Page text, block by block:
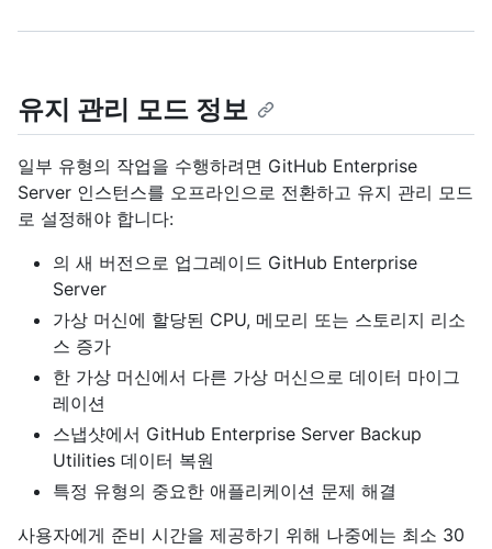
유지 관리 모드 정보
일부 유형의 작업을 수행하려면 GitHub Enterprise
Server 인스턴스를 오프라인으로 전환하고 유지 관리 모드
로 설정해야 합니다:
의 새 버전으로 업그레이드 GitHub Enterprise
Server
가상 머신에 할당된 CPU, 메모리 또는 스토리지 리소
스 증가
한 가상 머신에서 다른 가상 머신으로 데이터 마이그
레이션
스냅샷에서 GitHub Enterprise Server Backup
Utilities 데이터 복원
특정 유형의 중요한 애플리케이션 문제 해결
사용자에게 준비 시간을 제공하기 위해 나중에는 최소 30